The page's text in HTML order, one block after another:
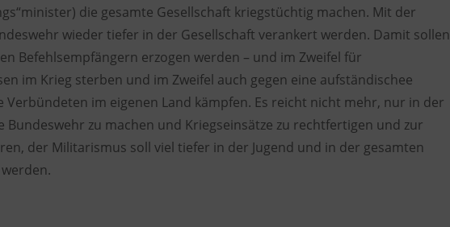
die gesamte Gesellschaft kriegstüchtig machen. Mit der
wieder tiefer in der Gesellschaft verankert werden. Damit sollen
Befehlsempfängern erzogen werden – und im Zweifel für
im Krieg sterben und im Zweifel auch gegen eine aufständischee
Verbündeten im eigenen Land kämpfen. Es reicht nicht mehr, nur in der
Bundeswehr zu machen und Kriegseinsätze zu rechtfertigen und zur
der Militarismus soll viel tiefer in der Jugend und in der gesamten